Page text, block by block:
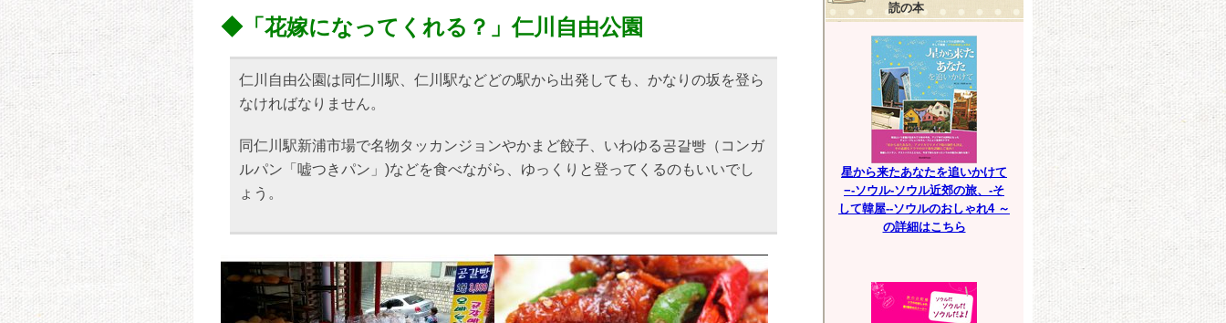
◆「花嫁になってくれる？」仁川自由公園
仁川自由公園は同仁川駅、仁川駅などどの駅から出発しても、かなりの坂を登ら
なければなりません。
同仁川駅新浦市場で名物タッカンジョンやかまど餃子、いわゆる공갈빵（コンガ
ルパン「嘘つきパン」)などを食べながら、ゆっくりと登ってくるのもいいでし
ょう。
読の本
星から来たあなたを追いかけて
−-ソウル-ソウル近郊の旅、-そ
して韓屋--ソウルのおしゃれ4 ～
の詳細はこちら